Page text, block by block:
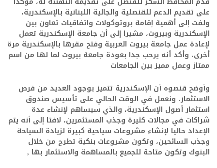
على تقديم الدعم للقنصلية والجالية اللبنانية بالإسكندرية،
ولفت إلى أهمية إقامة بروتوكولات واتفاقيات تعاون بين
الإسكندرية وبيروت، مشيرا إلى أن جامعة الإسكندرية تعمل
لإعادة عمل جامعة بيروت العربية وفتح مقرها بالإسكندرية مرة
أخرى، وأكد أنه يرحب جدا بعودة جامعة بيروت لما لها من اسم
ممتاز وعمل مميز بين الجامعات
وأوضح قنصوه أن الإسكندرية تتميز بوجود العديد من فرص
الاستثمار، ونعمل في الوقت الحالي على تأسيس صندوق
استثمار أصول الإسكندرية، والذي سيساهم لإنشاء عدة
شراكات في مجالات كثيرة وجذب المستثمرين، لافتا إلى أنه يتم
الإعداد حاليا لإنشاء مشروعات سياحية كبيرة لزيادة السياحة
وجذب السائحين، وتكون مشروعات بنكية تطرح من خلال
البنوك وتكون متاحة للجميع بالمساهمة والاستثمار بها ,